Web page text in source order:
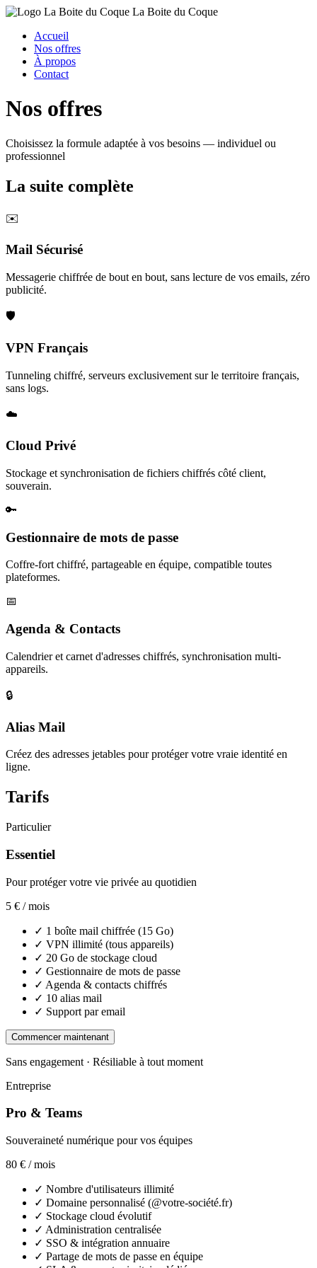
La Boite du Coque
Accueil
Nos offres
À propos
Contact
Nos offres
Choisissez la formule adaptée à vos besoins — individuel ou
professionnel
La suite complète
✉️
Mail Sécurisé
Messagerie chiffrée de bout en bout, sans lecture de vos emails, zéro
publicité.
🛡️
VPN Français
Tunneling chiffré, serveurs exclusivement sur le territoire français,
sans logs.
☁️
Cloud Privé
Stockage et synchronisation de fichiers chiffrés côté client,
souverain.
🔑
Gestionnaire de mots de passe
Coffre-fort chiffré, partageable en équipe, compatible toutes
plateformes.
📅
Agenda & Contacts
Calendrier et carnet d'adresses chiffrés, synchronisation multi-
appareils.
🔒
Alias Mail
Créez des adresses jetables pour protéger votre vraie identité en
ligne.
Tarifs
Particulier
Essentiel
Pour protéger votre vie privée au quotidien
5 € / mois
✓ 1 boîte mail chiffrée (15 Go)
✓ VPN illimité (tous appareils)
✓ 20 Go de stockage cloud
✓ Gestionnaire de mots de passe
✓ Agenda & contacts chiffrés
✓ 10 alias mail
✓ Support par email
Commencer maintenant
Sans engagement · Résiliable à tout moment
Entreprise
Pro & Teams
Souveraineté numérique pour vos équipes
80 € / mois
✓ Nombre d'utilisateurs illimité
✓ Domaine personnalisé (@votre-société.fr)
✓ Stockage cloud évolutif
✓ Administration centralisée
✓ SSO & intégration annuaire
✓ Partage de mots de passe en équipe